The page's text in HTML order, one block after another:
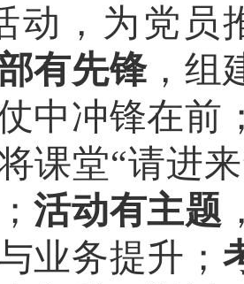
动，为党员
有先锋，组
中冲锋在前
课堂“请进
活动有主题
业务提升；